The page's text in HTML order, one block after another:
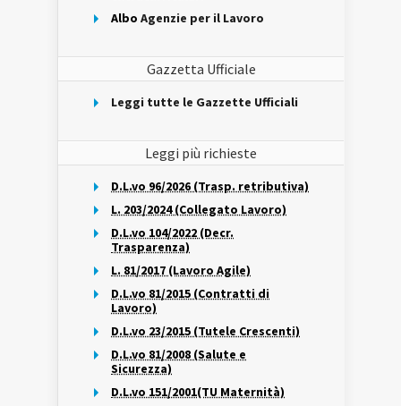
Albo Agenzie per il Lavoro
Gazzetta Ufficiale
Leggi tutte le Gazzette Ufficiali
Leggi più richieste
D.L.vo 96/2026 (Trasp. retributiva)
L. 203/2024 (Collegato Lavoro)
D.L.vo 104/2022 (Decr.
Trasparenza)
L. 81/2017 (Lavoro Agile)
D.L.vo 81/2015 (Contratti di
Lavoro)
D.L.vo 23/2015 (Tutele Crescenti)
D.L.vo 81/2008 (Salute e
Sicurezza)
D.L.vo 151/2001(TU Maternità)